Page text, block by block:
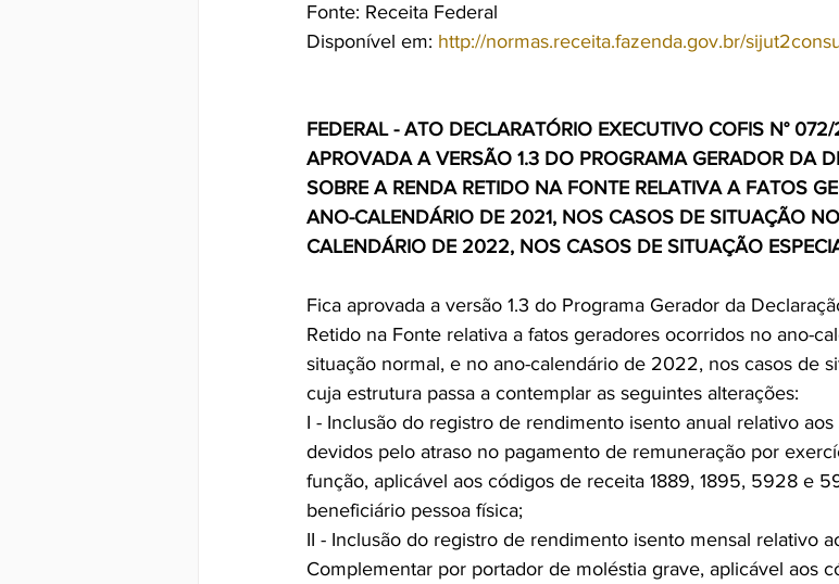
Fonte: Receita Federal
Disponível em: http://normas.receita.fazenda.gov.br/
FEDERAL - ATO DECLARATÓRIO EXECUTIVO COFIS N°
APROVADA A VERSÃO 1.3 DO PROGRAMA GERADOR DA
SOBRE A RENDA RETIDO NA FONTE RELATIVA A FATOS
ANO-CALENDÁRIO DE 2021, NOS CASOS DE SITUAÇÃO
CALENDÁRIO DE 2022, NOS CASOS DE SITUAÇÃO
Fica aprovada a versão 1.3 do Programa Gerador da
Retido na Fonte relativa a fatos geradores ocorridos no ano-
situação normal, e no ano-calendário de 2022, nos casos de
cuja estrutura passa a contemplar as seguintes alterações:
I - Inclusão do registro de rendimento isento anual relativo
devidos pelo atraso no pagamento de remuneração por
função, aplicável aos códigos de receita 1889, 1895, 5928 e
beneficiário pessoa física;
II - Inclusão do registro de rendimento isento mensal relativo
Complementar por portador de moléstia grave, aplicável aos